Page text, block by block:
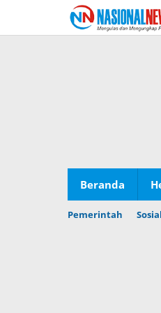
konten
Beranda
Pemerintah Sosial